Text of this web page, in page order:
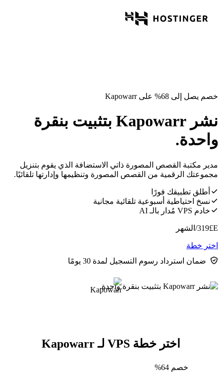
خصم يصل إلى 68% على Kapowarr
نشر Kapowarr بتثبيت بنقرة
واحدة.
مدير مكتبة القصص المصورة ذاتي الاستضافة الذي يقوم بتنزيل
مجموعتك الرقمية من القصص المصورة وتنظيمها وإدارتها تلقائيًا.
أطلق تطبيقك فورًا
نسخ احتياطية أسبوعية تلقائية مجانية
خادم VPS مُدار بالـ AI
E£
319/الشهر
اختر خطة
ضمان استرداد رسوم التسجيل لمدة 30 يومًا
اختر خطة VPS لـ Kapowarr
خصم 64%